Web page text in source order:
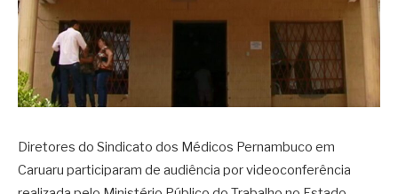
Diretores do Sindicato dos Médicos Pernambuco em
Caruaru participaram de audiência por videoconferência